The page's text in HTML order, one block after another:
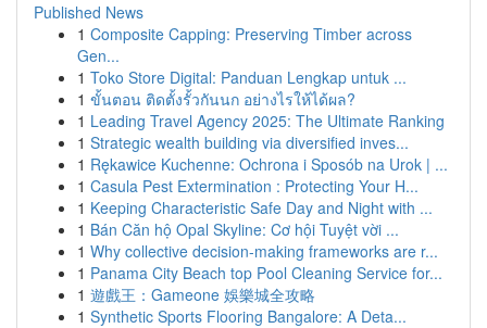
Published News
1 Composite Capping: Preserving Timber across
Gen...
1 Toko Store Digital: Panduan Lengkap untuk ...
1 ขั้นตอน ติดตั้งรั้วกันนก อย่างไรให้ได้ผล?
1 Leading Travel Agency 2025: The Ultimate Ranking
1 Strategic wealth building via diversified inves...
1 Rękawice Kuchenne: Ochrona i Sposób na Urok | ...
1 Casula Pest Extermination : Protecting Your H...
1 Keeping Characteristic Safe Day and Night with ...
1 Bán Căn hộ Opal Skyline: Cơ hội Tuyệt vời ...
1 Why collective decision-making frameworks are r...
1 Panama City Beach top Pool Cleaning Service for...
1 遊戲王：Gameone 娛樂城全攻略
1 Synthetic Sports Flooring Bangalore: A Deta...